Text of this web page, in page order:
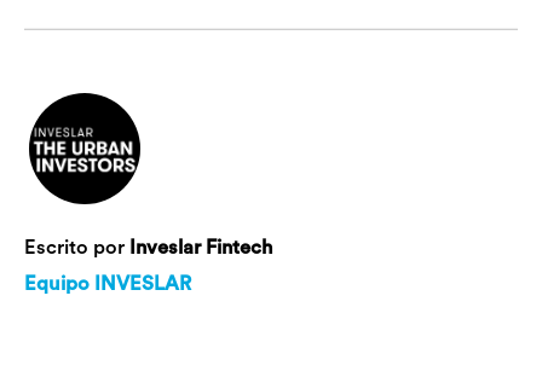
Escrito por
Inveslar Fintech
Equipo INVESLAR